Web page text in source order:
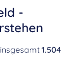
-
1.504